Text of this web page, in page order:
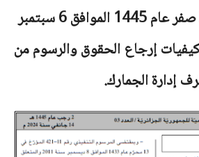
مؤرخ في 20 صفر عام 1445 الموافق 6 سبتمبر
يحدد كيفيات إرجاع الحقوق والرسوم من
إدارة الجمارك.